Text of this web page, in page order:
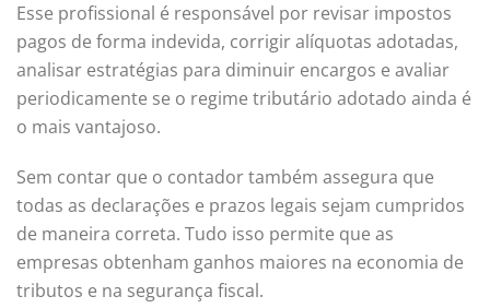
Esse profissional é responsável por revisar impostos
pagos de forma indevida, corrigir alíquotas adotadas,
analisar estratégias para diminuir encargos e avaliar
periodicamente se o regime tributário adotado ainda é
o mais vantajoso.
Sem contar que o contador também assegura que
todas as declarações e prazos legais sejam cumpridos
de maneira correta. Tudo isso permite que as
empresas obtenham ganhos maiores na economia de
tributos e na segurança fiscal.